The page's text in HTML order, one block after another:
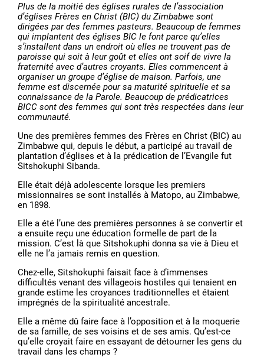
Plus de la moitié des églises rurales de l’association
d’églises Frères en Christ (BIC) du Zimbabwe sont
dirigées par des femmes pasteurs. Beaucoup de femmes
qui implantent des églises BIC le font parce qu’elles
s’installent dans un endroit où elles ne trouvent pas de
paroisse qui soit à leur goût et elles ont soif de vivre la
fraternité avec d’autres croyants. Elles commencent à
organiser un groupe d’église de maison. Parfois, une
femme est discernée pour sa maturité spirituelle et sa
connaissance de la Parole. Beaucoup de prédicatrices
BICC sont des femmes qui sont très respectées dans leur
communauté.
Une des premières femmes des Frères en Christ (BIC) au
Zimbabwe qui, depuis le début, a participé au travail de
plantation d’églises et à la prédication de l’Evangile fut
Sitshokuphi Sibanda.
Elle était déjà adolescente lorsque les premiers
missionnaires se sont installés à Matopo, au Zimbabwe,
en 1898.
Elle a été l’une des premières personnes à se convertir et
a ensuite reçu une éducation formelle de part de la
mission. C’est là que Sitshokuphi donna sa vie à Dieu et
elle ne l’a jamais remis en question.
Chez-elle, Sitshokuphi faisait face à d’immenses
difficultés venant des villageois hostiles qui tenaient en
grande estime les croyances traditionnelles et étaient
imprégnés de la spiritualité ancestrale.
Elle a même dû faire face à l’opposition et à la moquerie
de sa famille, de ses voisins et de ses amis. Qu’est-ce
qu’elle croyait faire en essayant de détourner les gens du
travail dans les champs ?